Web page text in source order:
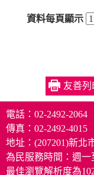
資料每頁顯示
友善列
電話：02-2492-2064
傳真：02-2492-4015
地址：(207201)新北
為民服務時間：週一
最佳瀏覽解析度為